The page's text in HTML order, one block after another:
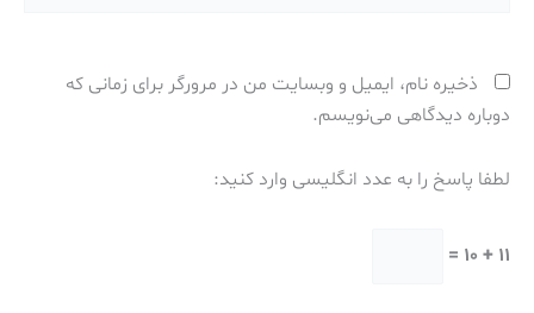
ذخیره نام، ایمیل و وبسایت من در مرورگر برای زمانی که
دوباره دیدگاهی می‌نویسم.
لطفا پاسخ را به عدد انگلیسی وارد کنید:
11 + 10 =